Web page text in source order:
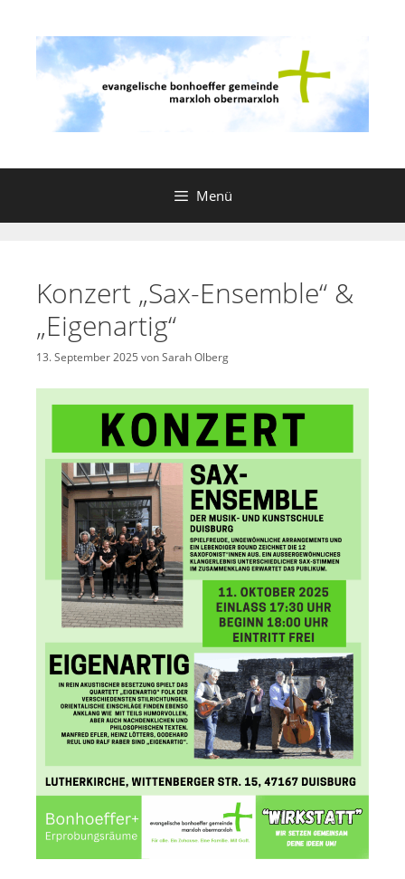
springen
Menü
Konzert „Sax-Ensemble“ &
„Eigenartig“
13. September 2025 vonSarah Olberg